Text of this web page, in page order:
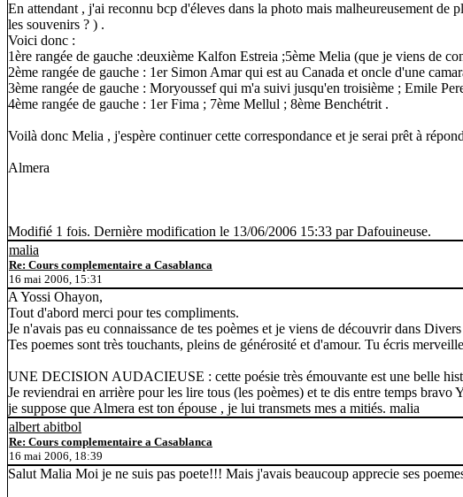
En attendant , j'ai reconnu bcp d'éleves dans la photo mais malheureusement
les souvenirs ? ) .
Voici donc :
1ère rangée de gauche :deuxième Kalfon Estreia ;5ème Melia (que je viens de
2ème rangée de gauche : 1er Simon Amar qui est au Canada et oncle d'une
3ème rangée de gauche : Moryoussef qui m'a suivi jusqu'en troisième ; Emile
4ème rangée de gauche : 1er Fima ; 7ème Mellul ; 8ème Benchétrit .
Voilà donc Melia , j'espère continuer cette correspondance et je serai prêt à
Almera
Modifié 1 fois. Dernière modification le 13/06/2006 15:33 par Dafouineuse.
malia
Re: Cours complementaire a Casablanca
16 mai 2006, 15:31
A Yossi Ohayon,
Tout d'abord merci pour tes compliments.
Je n'avais pas eu connaissance de tes poèmes et je viens de découvrir dans
Tes poemes sont très touchants, pleins de générosité et d'amour. Tu écris
UNE DECISION AUDACIEUSE : cette poésie très émouvante est une belle
Je reviendrai en arrière pour les lire tous (les poèmes) et te dis entre temps bravo
je suppose que Almera est ton épouse , je lui transmets mes a mitiés. malia
albert abitbol
Re: Cours complementaire a Casablanca
16 mai 2006, 18:39
Salut Malia Moi je ne suis pas poete!!! Mais j'avais beaucoup apprecie ses